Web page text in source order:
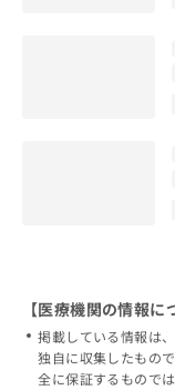
【医療機関の情報に
掲載している情報は
独自に収集したもの
全に保証するものでは